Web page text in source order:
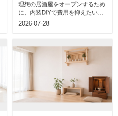
理想の居酒屋をオープンするため
に、内装DIYで費用を抑えたいと
お考えではありませんか。こだわ
2026-07-28